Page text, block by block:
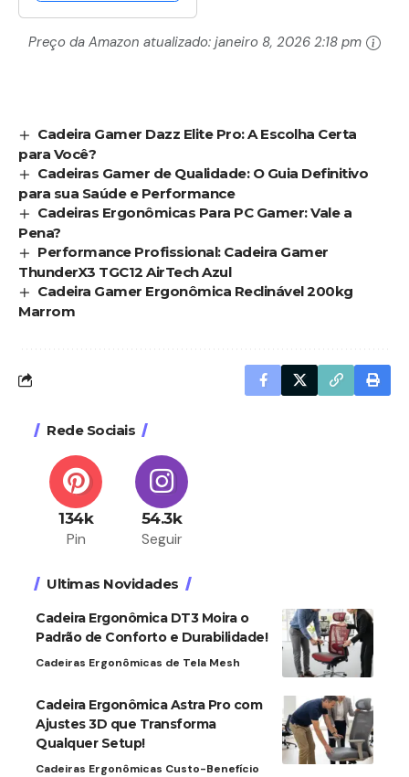
Preço da Amazon atualizado:janeiro 8, 2026 2:18 pm
Cadeira Gamer Dazz Elite Pro: A Escolha Certa
para Você?
Cadeiras Gamer de Qualidade: O Guia Definitivo
para sua Saúde e Performance
Cadeiras Ergonômicas Para PC Gamer: Vale a
Pena?
Performance Profissional: Cadeira Gamer
ThunderX3 TGC12 AirTech Azul
Cadeira Gamer Ergonômica Reclinável 200kg
Marrom
Rede Sociais
134k
Pin
54.3k
Seguir
Ultimas Novidades
Cadeira Ergonômica DT3 Moira o
Padrão de Conforto e Durabilidade!
Cadeiras Ergonômicas de Tela Mesh
Cadeira Ergonômica Astra Pro com
Ajustes 3D que Transforma
Qualquer Setup!
Cadeiras Ergonômicas Custo-Benefício